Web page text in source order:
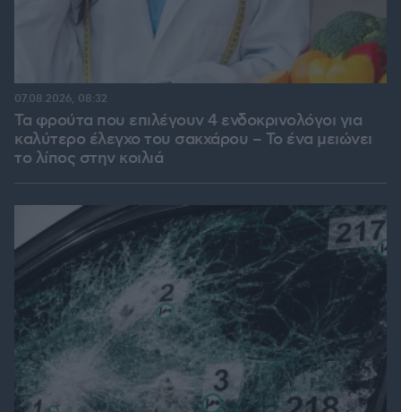
Τα φρούτα που επιλέγουν 4 ενδοκρινολόγοι για
καλύτερο έλεγχο του σακχάρου – Το ένα μειώνει
το λίπος στην κοιλιά
07.08.2026, 08:32